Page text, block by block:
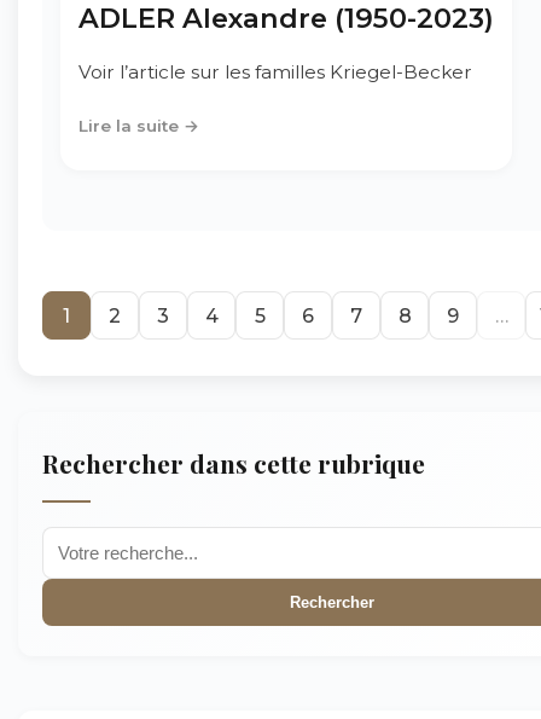
ADLER Alexandre (1950-2023)
Voir l’article sur les familles Kriegel-Becker
Lire la suite →
1 2 3 4 5 6 7 8 9 …
Rechercher dans cette rubrique
Rechercher